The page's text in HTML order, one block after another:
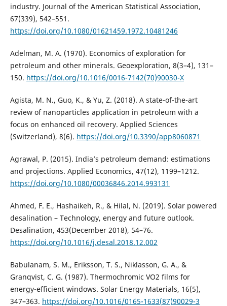
industry. Journal of the American Statistical Association,
67(339), 542–551.
https://doi.org/10.1080/01621459.1972.10481246
Adelman, M. A. (1970). Economics of exploration for
petroleum and other minerals. Geoexploration, 8(3–4), 131–
150. https://doi.org/10.1016/0016-7142(70)90030-X
Agista, M. N., Guo, K., & Yu, Z. (2018). A state-of-the-art
review of nanoparticles application in petroleum with a
focus on enhanced oil recovery. Applied Sciences
(Switzerland), 8(6). https://doi.org/10.3390/app8060871
Agrawal, P. (2015). India’s petroleum demand: estimations
and projections. Applied Economics, 47(12), 1199–1212.
https://doi.org/10.1080/00036846.2014.993131
Ahmed, F. E., Hashaikeh, R., & Hilal, N. (2019). Solar powered
desalination – Technology, energy and future outlook.
Desalination, 453(December 2018), 54–76.
https://doi.org/10.1016/j.desal.2018.12.002
Babulanam, S. M., Eriksson, T. S., Niklasson, G. A., &
Granqvist, C. G. (1987). Thermochromic VO2 films for
energy-efficient windows. Solar Energy Materials, 16(5),
347–363. https://doi.org/10.1016/0165-1633(87)90029-3